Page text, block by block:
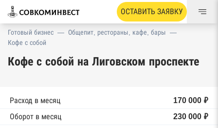
ОСТАВИТЬ ЗАЯВКУ
Готовый бизнес — Общепит, рестораны, кафе, бары —
Кофе с собой
Кофе с собой на Лиговском проспекте
Расход в месяц
170 000 ₽
Оборот в месяц
230 000 ₽